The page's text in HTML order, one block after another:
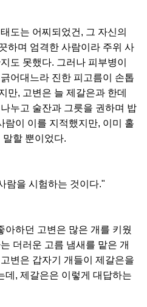
도는 어찌되었건, 그 자신의
하며 엄격한 사람이라 주위 사
도 못했다. 그러나 피부병이
어대느라 진한 피고름이 손톱
만, 고변은 늘 제갈은과 한데
누고 술잔과 그릇을 권하며 밥
람이 이를 지적했지만, 이미 홀
말할 뿐이었다.
람을 시험하는 것이다."
아하던 고변은 많은 개를 키웠
더러운 고름 냄새를 맡은 개
변은 갑자기 개들이 제갈은을
데, 제갈은은 이렇게 대답하는